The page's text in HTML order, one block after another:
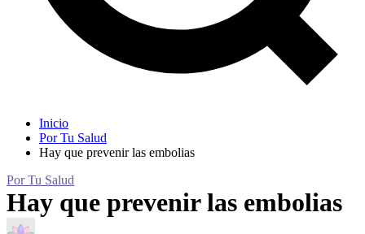
Inicio
Por Tu Salud
Hay que prevenir las embolias
Por Tu Salud
Hay que prevenir las embolias